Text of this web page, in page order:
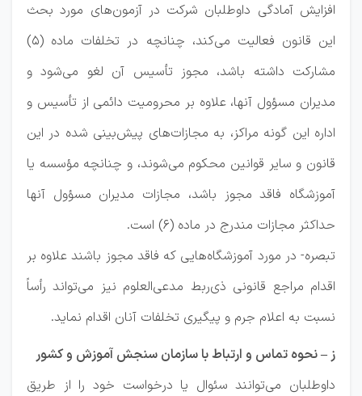
افزایش آمادگی داوطلبان شرکت در آزمون‌های مورد بحث
این قانون فعالیت می‌کند، چنانچه در تخلفات ماده (۵)
مشارکت داشته باشد، مجوز تأسیس آن لغو می‌شود و
مدیران مسؤول آنها، علاوه بر محرومیت دائمی از تأسیس و
اداره این گونه مراکز، به مجازات‌های پیش‌بینی شده در این
قانون و سایر قوانین محکوم می‌شوند، و چنانچه مؤسسه یا
آموزشگاه فاقد مجوز باشد، مجازات مدیران مسؤول آنها
حداکثر مجازات مندرج در ماده (۶) است.
تبصره- در مورد آموزشگاه‌هایی که فاقد مجوز باشند علاوه بر
اقدام مراجع قانونی ذی‌ربط مدعی‌العلوم نیز می‌تواند رأساً
نسبت به اعلام جرم و پیگیری تخلفات آنان اقدام نماید.
ز – نحوه تماس و ارتباط با سازمان سنجش آموزش و کشور
داوطلبان می‌توانند سئوال یا درخواست خود را از طریق